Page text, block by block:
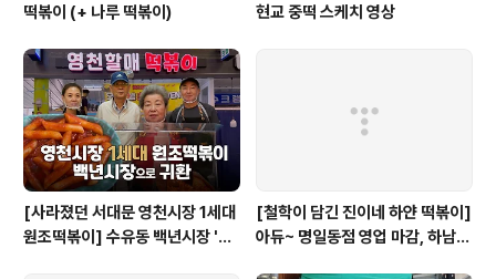
떡볶이 (+ 나루 떡볶이)
현교 중떡 스케치 영상
[사라졌던 서대문 영천시장 1세대
원조떡볶이] 수유동 백년시장 '영
[철학이 담긴 진이네 하얀 떡볶이]
아듀~ 명일동점 영업 마감, 하남